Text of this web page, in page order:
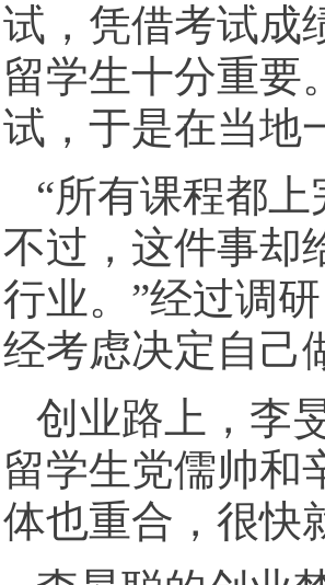
试，凭借考试成
留学生十分重要
试，于是在当地
“所有课程都
不过，这件事却
行业。”经过调
经考虑决定自己
创业路上，李
留学生党儒帅和
体也重合，很快